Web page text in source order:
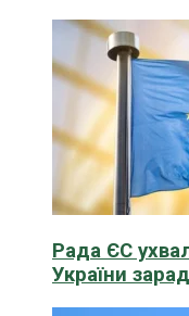
Рада ЄС
України